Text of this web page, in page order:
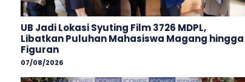
UB Jadi Lokasi Syuting Film 3726 MDPL,
Libatkan Puluhan Mahasiswa Magang hingga
Figuran
07/08/2026